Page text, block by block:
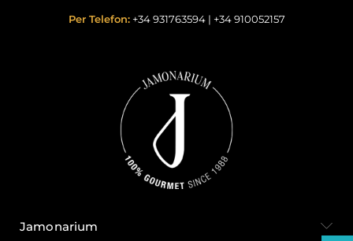
Per Telefon: +34 931763594| +34 910052157
Jamonarium